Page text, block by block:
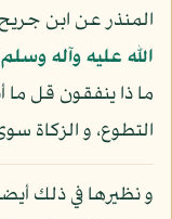
المنذر عن ابن
الله عليه وآله
ما ذا ينفقون قل ما
التطوع، و الزكاة
و نظيرها في ذلك